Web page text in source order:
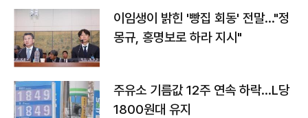
이임생이 밝힌 '빵집 회동' 전말…"정
몽규, 홍명보로 하라 지시"
주유소 기름값 12주 연속 하락…L당
1800원대 유지